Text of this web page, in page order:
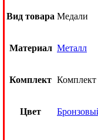
Вид товара Медали
Материал Металл
Комплект Комплект
Цвет